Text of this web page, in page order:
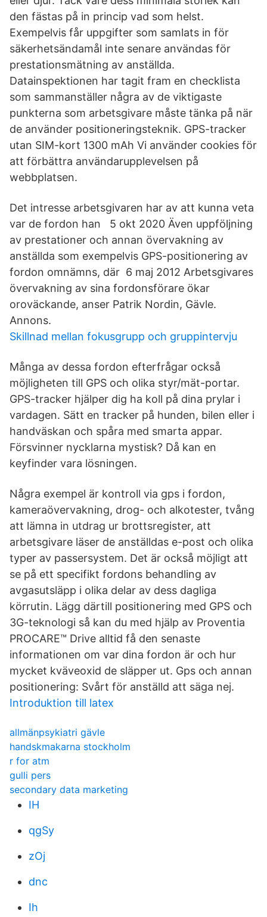
den fästas på in princip vad som helst.
Exempelvis får uppgifter som samlats in för
säkerhetsändamål inte senare användas för
prestationsmätning av anställda.
Datainspektionen har tagit fram en checklista
som sammanställer några av de viktigaste
punkterna som arbetsgivare måste tänka på när
de använder positioneringsteknik. GPS-tracker
utan SIM-kort 1300 mAh Vi använder cookies för
att förbättra användarupplevelsen på
webbplatsen.
Det intresse arbetsgivaren har av att kunna veta
var de fordon han 5 okt 2020 Även uppföljning
av prestationer och annan övervakning av
anställda som exempelvis GPS-positionering av
fordon omnämns, där 6 maj 2012 Arbetsgivares
övervakning av sina fordonsförare ökar
oroväckande, anser Patrik Nordin, Gävle.
Annons.
Skillnad mellan fokusgrupp och gruppintervju
Många av dessa fordon efterfrågar också
möjligheten till GPS och olika styr/mät-portar.
GPS-tracker hjälper dig ha koll på dina prylar i
vardagen. Sätt en tracker på hunden, bilen eller i
handväskan och spåra med smarta appar.
Försvinner nycklarna mystisk? Då kan en
keyfinder vara lösningen.
Några exempel är kontroll via gps i fordon,
kameraövervakning, drog- och alkotester, tvång
att lämna in utdrag ur brottsregister, att
arbetsgivare läser de anställdas e-post och olika
typer av passersystem. Det är också möjligt att
se på ett specifikt fordons behandling av
avgasutsläpp i olika delar av dess dagliga
körrutin. Lägg därtill positionering med GPS och
3G-teknologi så kan du med hjälp av Proventia
PROCARE™ Drive alltid få den senaste
informationen om var dina fordon är och hur
mycket kväveoxid de släpper ut. Gps och annan
positionering: Svårt för anställd att säga nej.
Introduktion till latex
allmänpsykiatri gävle
handskmakarna stockholm
r for atm
gulli pers
secondary data marketing
IH
qgSy
zOj
dnc
Ih